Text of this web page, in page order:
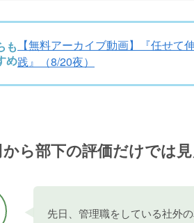
も
め
【無料アーカイブ動画】『任せ
践』（8/20夜）
ら部下の評価だけでは
先日、管理職をしている社外